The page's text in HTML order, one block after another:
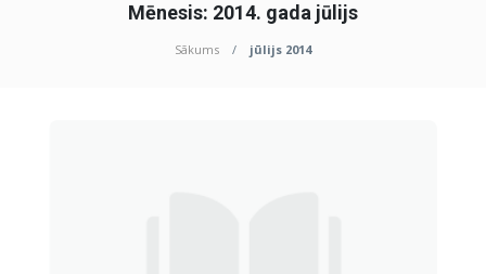
Mēnesis: 2014. gada jūlijs
Sākums jūlijs 2014